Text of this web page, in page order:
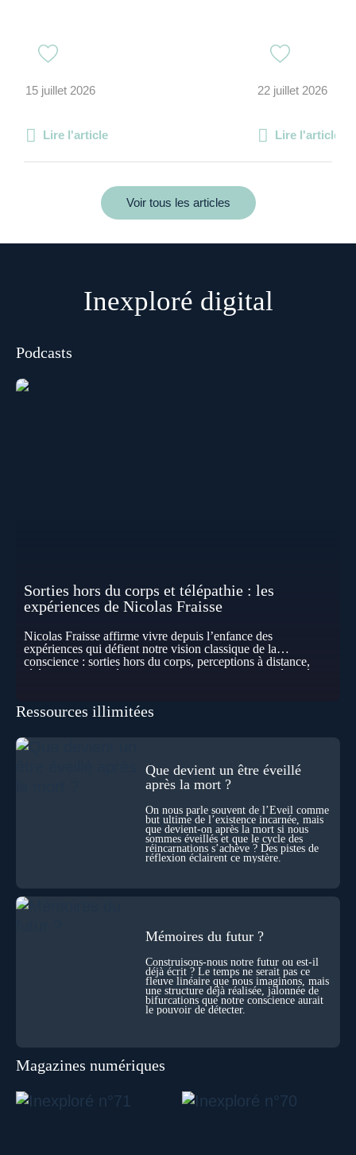
15 juillet 2026
Lire l'article
22 juillet 2026
Lire l'article
Voir tous les articles
Inexploré digital
Podcasts
Sorties hors du corps et télépathie : les
expériences de Nicolas Fraisse
Nicolas Fraisse affirme vivre depuis l’enfance des
expériences qui défient notre vision classique de la
conscience : sorties hors du corps, perceptions à distance,
télépathie spontanée… Comment accueillir ces phénomènes
les pensées d’autrui ? Que deviennent l’espace, le temps… et
disparaître ? Au fil de cet échange, Nicolas raconte ses
expériences les plus troublantes : visions vérifiées,
explorations du cosmos, présence d’autres consciences
durant ses sorties, protocoles scientifiques… et toujours, cette
sensation étrange d’être relié à bien plus vaste que lui-même
Sans doute. Mais encore faut-il accepter d’explorer ces
territoires avec lucidité, et rigueur…
Ressources illimitées
Que devient un être éveillé
après la mort ?
On nous parle souvent de l’Éveil comme
but ultime de l’existence incarnée, mais
que devient-on après la mort si nous
sommes éveillés et que le cycle des
réincarnations s’achève ? Des pistes de
réflexion éclairent ce mystère.
Mémoires du futur ?
Construisons-nous notre futur ou est-il
déjà écrit ? Le temps ne serait pas ce
fleuve linéaire que nous imaginons, mais
une structure déjà réalisée, jalonnée de
bifurcations que notre conscience aurait
le pouvoir de détecter.
Magazines numériques